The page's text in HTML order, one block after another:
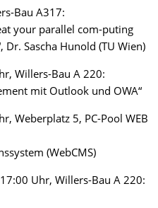
Bau A317:
your parallel com-puting
Dr. Sascha Hunold (TU Wien)
Willers-Bau A 220:
mit Outlook und OWA“
Weberplatz 5, PC-Pool WEB
(WebCMS)
Uhr, Willers-Bau A 220: